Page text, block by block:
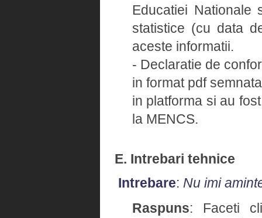
Educatiei Nationale
statistice (cu data
aceste informatii.
- Declaratie de
in format pdf
in platforma si au
la MENCS.
E. Intrebari tehnice
Intrebare: Nu imi
Raspuns: Faceti